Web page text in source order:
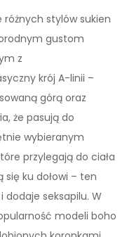
różnych stylów sukien
gustom
z
krój A-linii –
górą oraz
że pasują do
wybieranym
przylegają do ciała
się ku dołowi – ten
dodaje seksapilu. W
modeli boho